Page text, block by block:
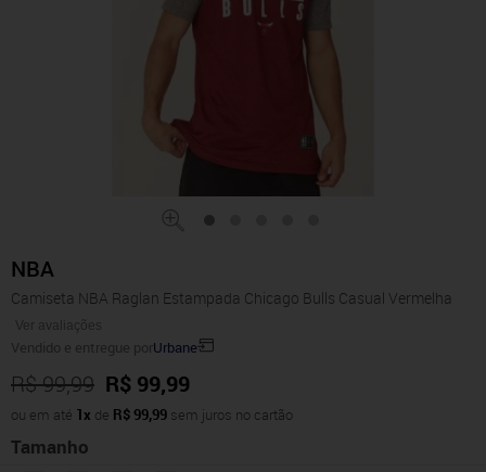
NBA
Camiseta NBA Raglan Estampada Chicago Bulls Casual Vermelha
Ver avaliações
Vendido e entregue porUrbane
R$ 99,99 R$ 99,99
ou em até 1x de R$ 99,99 sem juros no cartão
Tamanho